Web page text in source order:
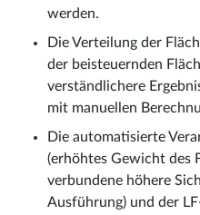
werden.
Die Verteilung der
der beisteuernden
verständlichere
mit manuellen
Die automatisierte
(erhöhtes Gewicht des
verbundene höhere
Ausführung) und der